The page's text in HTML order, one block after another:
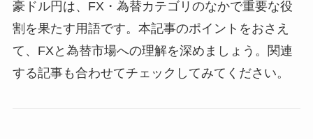
豪ドル円は、FX・為替カテゴリのなかで重要な役
割を果たす用語です。本記事のポイントをおさえ
て、FXと為替市場への理解を深めましょう。関連
する記事も合わせてチェックしてみてください。